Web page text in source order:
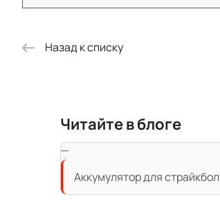
Назад к списку
Читайте в блоге
Аккумулятор для